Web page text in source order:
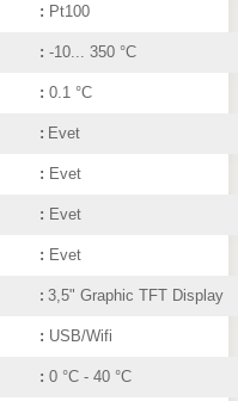
: Pt100
: -10... 350 °C
: 0.1 °C
: Evet
: Evet
: Evet
: Evet
: 3,5" Graphic TFT Display
: USB/Wifi
: 0 °C - 40 °C